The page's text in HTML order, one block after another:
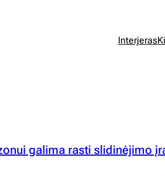
Interjeras
galima rasti slidinėjimo